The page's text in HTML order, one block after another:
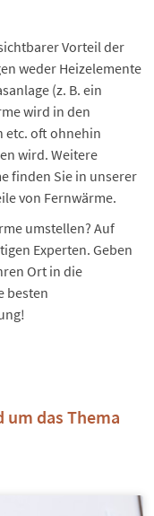
Vorteil der
weder Heizelemente
(z. B. ein
wird in den
etc. oft ohnehin
wird. Weitere
finden Sie in unserer
von Fernwärme.
umstellen? Auf
Experten. Geben
Ort in die
besten
um das Thema